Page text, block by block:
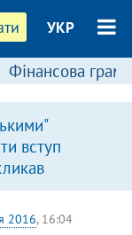
УКР
Фінансова
вступ
2016, 16:04